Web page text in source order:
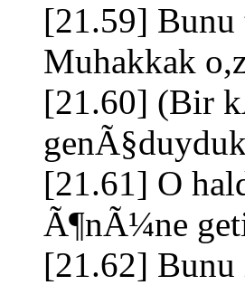
[21.59]
Muhakkak
[21.60] (Bir
[21.61] O
Ã¶nÃ¼ne
[21.62]